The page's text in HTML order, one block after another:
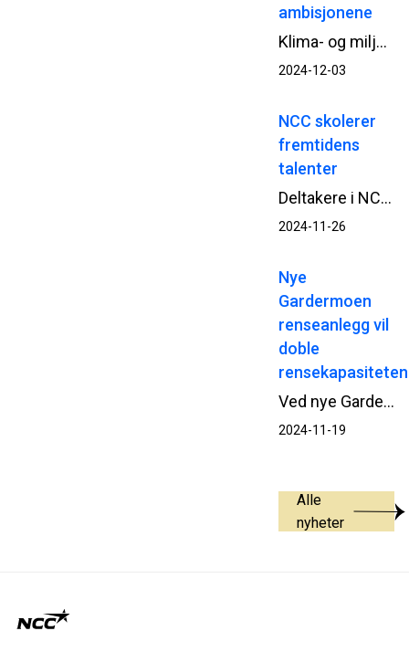
ambisjonene
Klima- og miljøminister Tore O. Sandvik besøkte denne uken NCCs asfaltfabrikk i Trondheim. På agendaen sto NCCs arbeid med CO2-reduserende tiltak i asfaltproduksjonen og erfaringene med Vegvesenets modell for CO2-vekting av asfaltkontrakter.
2024-12-03
NCC skolerer
fremtidens
talenter
Deltakere i NCCs talentprogram Next Generaton skal i ni måneder jobbe målrettet sammen for å bli enda dyktigere i sine roller. Nylig var gruppen samlet i Oslo og Drammen for nettverksbygging, prosjektbesøk og presentasjoner.
2024-11-26
Nye
Gardermoen
renseanlegg vil
doble
rensekapasiteten
Ved nye Gardermoen renseanlegg er både selve bygganlegget og utomhusarbeider ferdigstilt av NCC. I høst testes anlegget for å se at alt fungerer som det skal, fram til planlagt driftssettelse i januar 2025.
2024-11-19
Alle
nyheter